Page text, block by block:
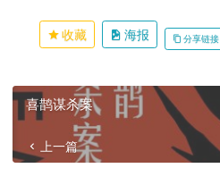
收藏 海报 分享链接
喜鹊谋杀案
上一篇